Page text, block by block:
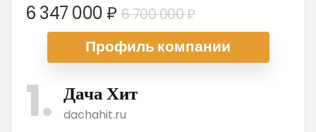
6 700 000₽
цена
составляла
6 347 000₽
Текущая
цена:
6
Профиль компании
1 Дача Хит
dachahit.ru